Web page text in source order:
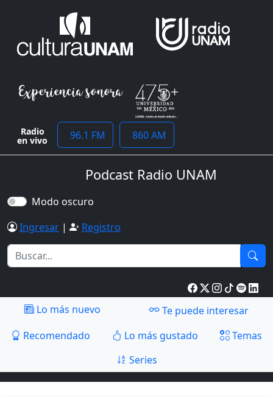
Radio
en vivo 96.1 FM 860 AM
Podcast Radio UNAM
Modo oscuro
Ingresar | Registro
Lo más nuevo
Te puede interesar
Recomendado
Lo más gustado
Temas
Series